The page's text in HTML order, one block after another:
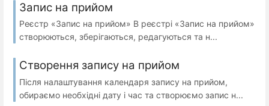
Запис на прийом
Реєстр «Запис на прийом» В реєстрі «Запис на прийом»
створюються, зберігаються, редагуються та н...
Створення запису на прийом
Після налаштування календаря запису на прийом,
обираємо необхідні дату і час та створюємо запис н...